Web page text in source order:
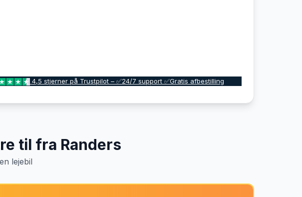
4,5 stjerner på Trustpilot – ✅24/7 support ✅Gratis afbestilling
til fra Randers
lejebil